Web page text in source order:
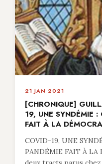
21 JAN 2021
[CHRONIQUE]
19, UNE SYNDÉMIE
FAIT À LA
COVID-19, UNE
PANDÉMIE FAIT À LA